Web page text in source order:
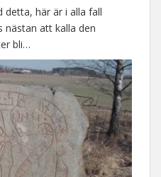
detta, här är i alla fall
nästan att kalla den
bli…